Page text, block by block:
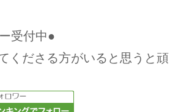
受付中●
くださる方がいると思うと頑